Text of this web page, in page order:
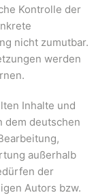
Kontrolle der
nicht zumutbar.
werden
Inhalte und
dem deutschen
außerhalb
der
Autors bzw.